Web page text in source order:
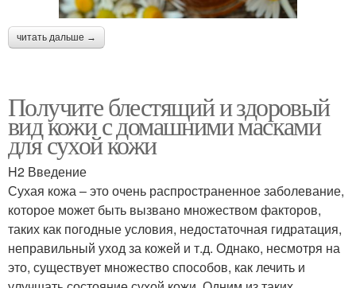
читать дальше →
Получите блестящий и здоровый
вид кожи с домашними масками
для сухой кожи
H2 Введение
Сухая кожа – это очень распространенное заболевание,
которое может быть вызвано множеством факторов,
таких как погодные условия, недостаточная гидратация,
неправильный уход за кожей и т.д. Однако, несмотря на
это, существует множество способов, как лечить и